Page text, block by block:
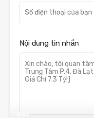
Nội dung tin nhắn
Bán